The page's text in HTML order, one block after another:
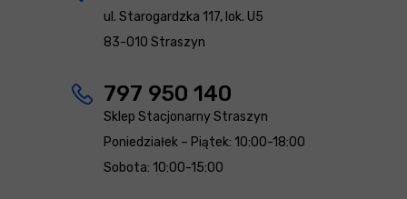
ul. Starogardzka 117, lok. U5
83-010 Straszyn
797 950 140
Sklep Stacjonarny Straszyn
Poniedziałek – Piątek: 10:00-18:00
Sobota: 10:00-15:00